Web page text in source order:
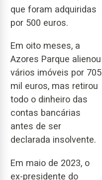
que foram adquiridas
por 500 euros.
Em oito meses, a
Azores Parque alienou
vários imóveis por 705
mil euros, mas retirou
todo o dinheiro das
contas bancárias
antes de ser
declarada insolvente.
Em maio de 2023, o
ex-presidente do